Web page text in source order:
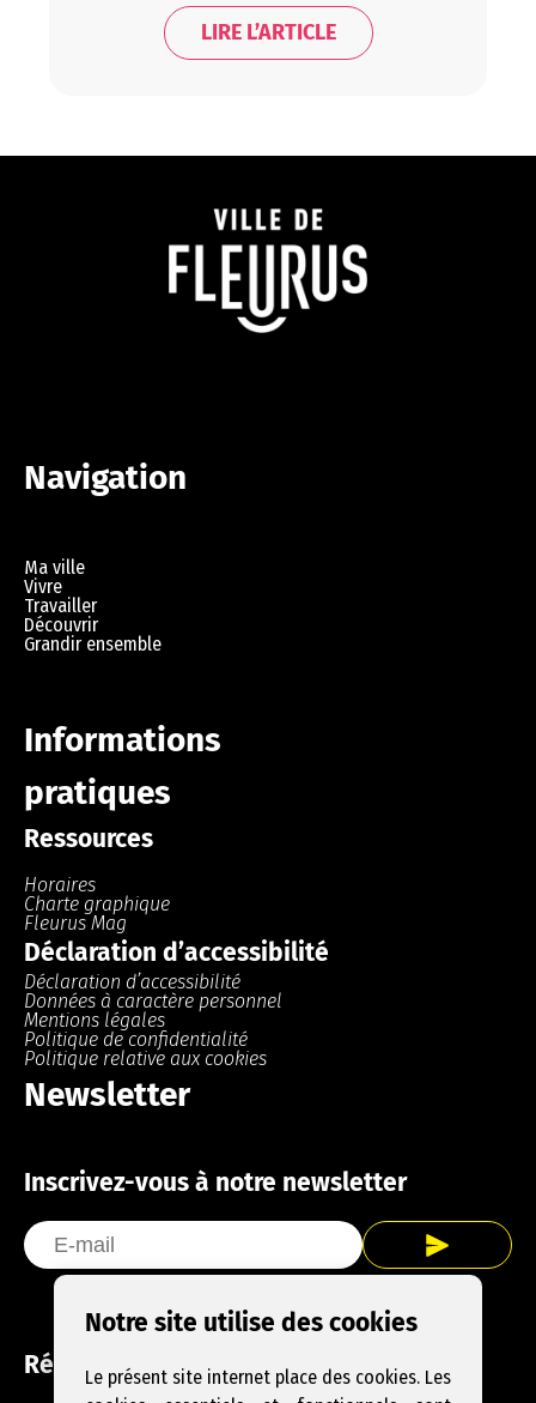
statistique viendront vous interroger
durant l’année. Vous avez reçu un courrier
à venir. Dans ce courrier,…
LIRE L’ARTICLE
Navigation
Ma ville
Vivre
Travailler
Découvrir
Grandir ensemble
Informations
pratiques
Ressources
Horaires
Charte graphique
Fleurus Mag
Déclaration d’accessibilité
Déclaration d’accessibilité
Données à caractère personnel
Mentions légales
Politique de confidentialité
Politique relative aux cookies
Newsletter
Inscrivez-vous à notre newsletter
Réseaux sociaux
Notre site utilise des cookies
Le présent site internet place des cookies. Les